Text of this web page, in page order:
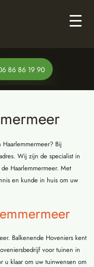
86 86 19 90
86 86 19 90
Bij
Wij zijn de specialist in
Haarlemmermeer. Met
en kunde in huis om uw
Balkenende Hoveniers kent
voor tuinen in
u klaar om uw tuinwensen om